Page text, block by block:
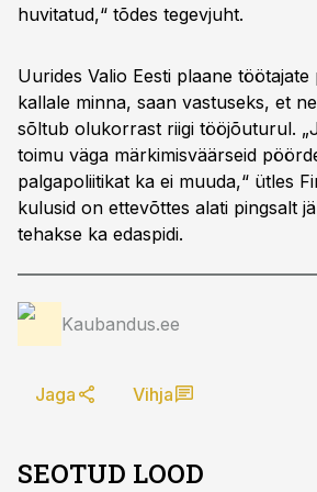
huvitatud,“ tõdes tegevjuht.
Uurides Valio Eesti plaane töötajate
kallale minna, saan vastuseks, et
sõltub olukorrast riigi tööjõuturul.
toimu väga märkimisväärseid
palgapoliitikat ka ei muuda,“ ütles
kulusid on ettevõttes alati pingsalt
tehakse ka edaspidi.
Kaubandus.ee
Jaga Vihja
SEOTUD LOOD